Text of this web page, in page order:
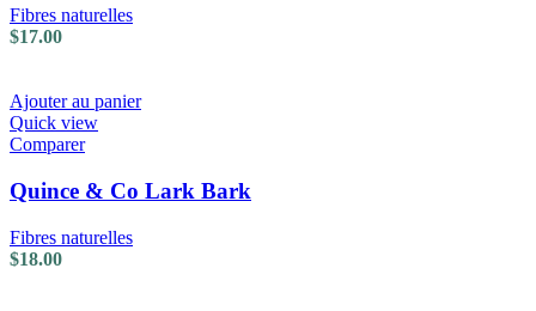
Fibres naturelles
$17.00
Ajouter au panier
Quick view
Comparer
Quince & Co Lark Bark
Fibres naturelles
$18.00